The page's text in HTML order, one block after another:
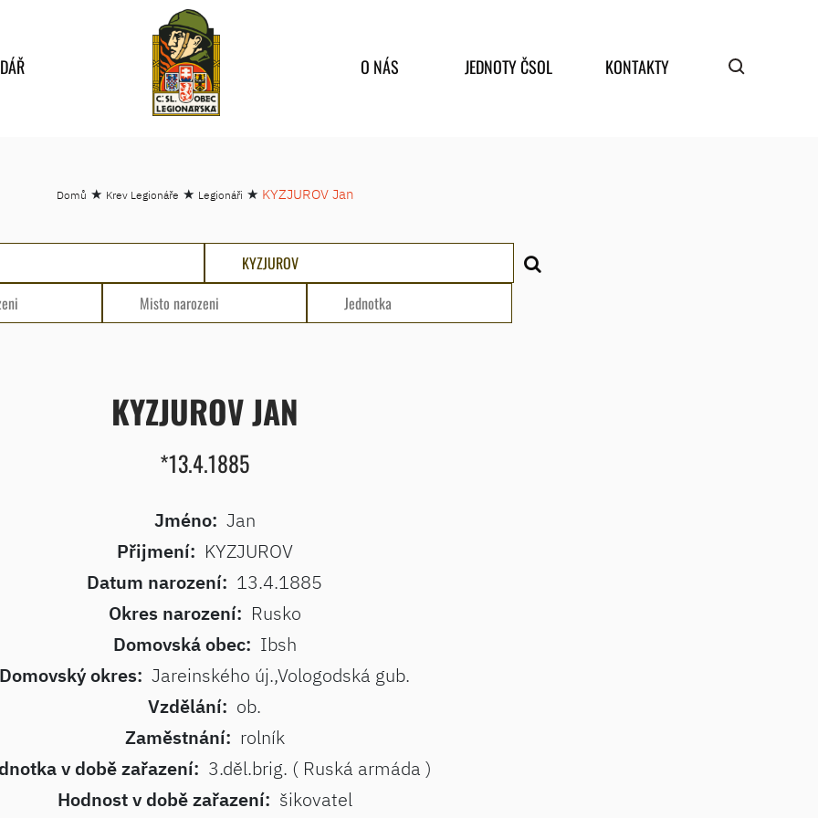
O NÁS JEDNOTY ČSOL KONTAKTY
Domů ★ Krev Legionáře ★ Legionáři ★ KYZJUROV Jan
KYZJUROV JAN
*13.4.1885
Jméno: Jan
Přijmení: KYZJUROV
Datum narození: 13.4.1885
Okres narození: Rusko
Domovská obec: Ibsh
Domovský okres: Jareinského új.,Vologodská gub.
Vzdělání: ob.
Zaměstnání: rolník
v době zařazení: 3.děl.brig. ( Ruská armáda )
Hodnost v době zařazení: šikovatel